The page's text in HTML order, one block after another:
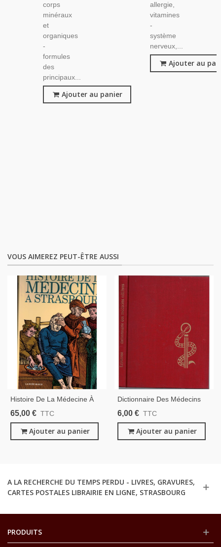
corps
minéraux
et
organiques
-
formules
des
principaux...
Ajouter au panier
allergie,
vitamines
-
système
nerveux,...
Ajouter au
VOUS AIMEREZ PEUT-ÊTRE AUSSI
Histoire De La Médecine À
Strasbourg, Jean-Marie
Sciences, Hôpital De
Strasbourg,
65,00 € TTC
Ajouter au panier
Dictionnaire Des Médecins
Célèbres, Jean Riverain,
Scientifiques, Sciences,
Médecine
6,00 € TTC
Ajouter au panier
A LA RECHERCHE DU TEMPS PERDU - LIVRES, GRAVURES,
CARTES POSTALES LIBRAIRIE EN LIGNE, STRASBOURG
PRODUITS